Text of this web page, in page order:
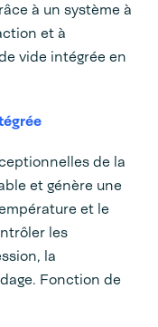
à un système à
et à
vide intégrée en
de la
et génère une
et le
les
la
Fonction de